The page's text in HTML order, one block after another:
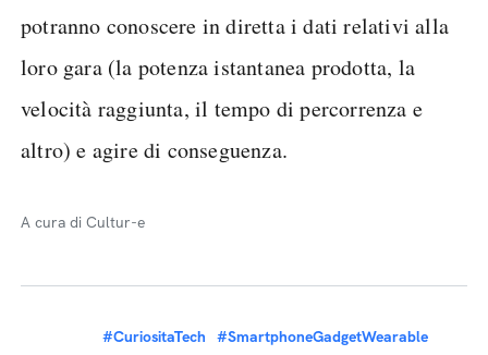
potranno conoscere in diretta i dati relativi alla
loro gara (la potenza istantanea prodotta, la
velocità raggiunta, il tempo di percorrenza e
altro) e agire di conseguenza.
A cura di Cultur-e
#CuriositaTech
#SmartphoneGadgetWearable